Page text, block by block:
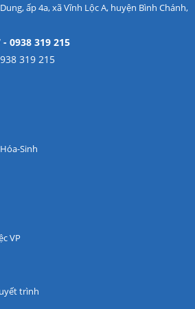
ấp 4a, xã Vĩnh Lộc A, huyện Bình Chánh,
0938 319 215
319 215
Sinh
VP
trình